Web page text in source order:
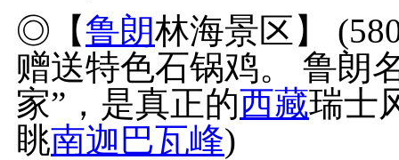
◎【鲁朗林海景区】
赠送特色石锅鸡。 鲁朗
家”，是真正的西藏瑞士
眺南迦巴瓦峰)